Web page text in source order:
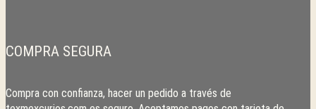
COMPRA SEGURA
Compra con confianza, hacer un pedido a través de